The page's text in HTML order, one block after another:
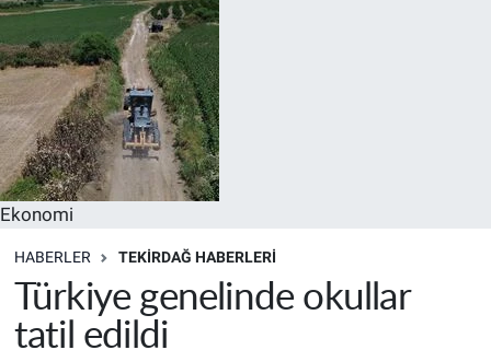
Ekonomi
HABERLER TEKIRDAĞ HABERLERI
Türkiye genelinde okullar
tatil edildi